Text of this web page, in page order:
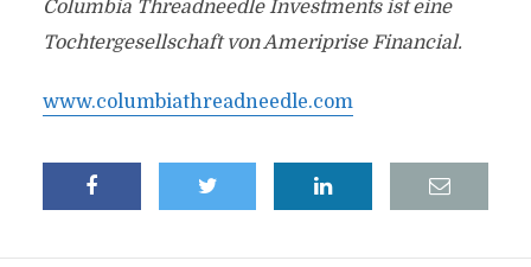
Columbia Threadneedle Investments ist eine
Tochtergesellschaft von Ameriprise Financial.
www.columbiathreadneedle.com